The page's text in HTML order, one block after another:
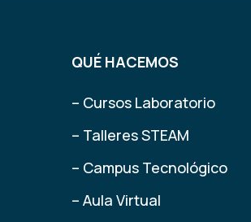
QUÉ HACEMOS
– Cursos Laboratorio
– Talleres STEAM
– Campus Tecnológico
– Aula Virtual